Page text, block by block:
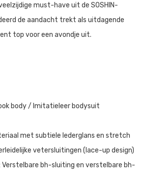
must-have uit de SOSHIN-
de aandacht trekt als uitdagende
top voor een avondje uit.
body / Imitatieleer bodysuit
met subtiele lederglans en stretch
vetersluitingen (lace-up design)
bh-sluiting en verstelbare bh-